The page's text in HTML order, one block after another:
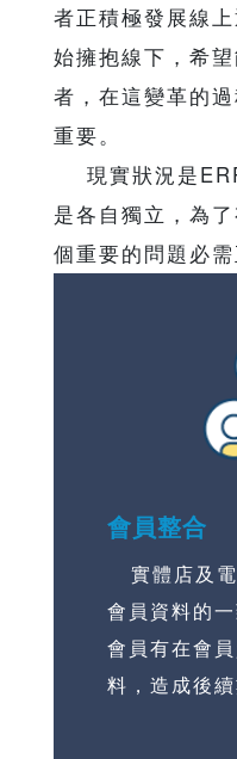
者正積極發展線
始擁抱線下，希
者，在這變革的
重要。
現實狀況是
是各自獨立，為
個重要的問題必需
會員整合
實體店及
會員資料的
會員有在會
料，造成後